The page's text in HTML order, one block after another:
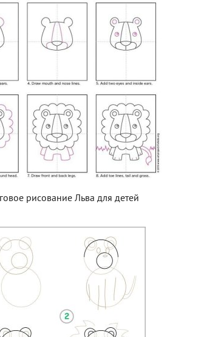
рисование Льва для детей